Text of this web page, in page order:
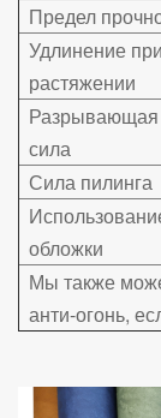
Предел
Удлинение при
растяжении
Разрывающая
сила
Сила пилинга
обложки
Мы также
анти-огонь,